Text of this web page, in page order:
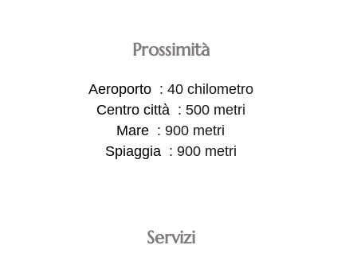
Prossimità
Aeroporto
40 chilometro
Centro città
500 metri
Mare
900 metri
Spiaggia
900 metri
Servizi